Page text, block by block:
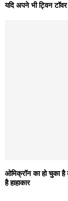
यदि अपने भी ट्विन
ओमिक्रॉन का हो चुका
है हाहाकार